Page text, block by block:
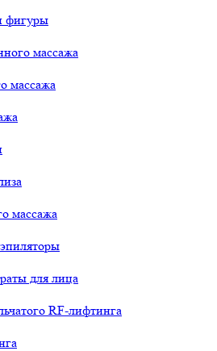
фигуры
массажа
массажа
массажа
для лица
RF-лифтинга